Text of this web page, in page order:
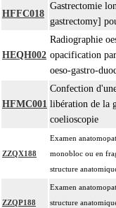
HFFC018
Gastrectomie
gastrectomy]
HEQH002
Radiographie
opacification
oeso-gastro-
HFMC001
Confection
libération de la
coelioscopie
ZZQX188
Examen
monobloc ou en
structure
ZZQP188
Examen
structure